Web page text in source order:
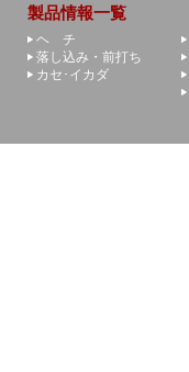
製品情報一覧
ヘ チ
落し込み・前打ち
カセ･イカダ